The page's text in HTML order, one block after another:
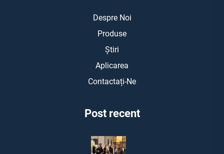
Despre Noi
Produse
Știri
Aplicarea
Contactați-Ne
Post recent